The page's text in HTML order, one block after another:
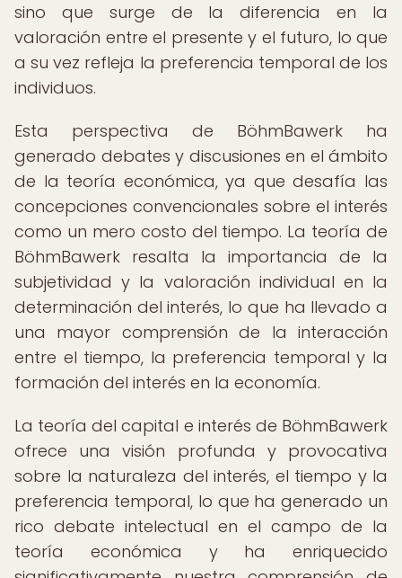
sino que surge de la diferencia en la
valoración entre el presente y el futuro, lo que
a su vez refleja la preferencia temporal de los
individuos.
Esta perspectiva de BöhmBawerk ha
generado debates y discusiones en el ámbito
de la teoría económica, ya que desafía las
concepciones convencionales sobre el interés
como un mero costo del tiempo. La teoría de
BöhmBawerk resalta la importancia de la
subjetividad y la valoración individual en la
determinación del interés, lo que ha llevado a
una mayor comprensión de la interacción
entre el tiempo, la preferencia temporal y la
formación del interés en la economía.
La teoría del capital e interés de BöhmBawerk
ofrece una visión profunda y provocativa
sobre la naturaleza del interés, el tiempo y la
preferencia temporal, lo que ha generado un
rico debate intelectual en el campo de la
teoría económica y ha enriquecido